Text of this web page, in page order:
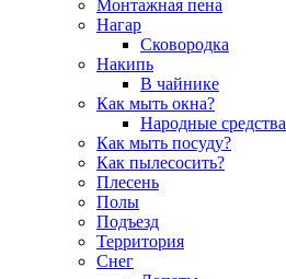
Монтажная пена
Нагар
Сковородка
Накипь
В чайнике
Как мыть окна?
Народные средства
Как мыть посуду?
Как пылесосить?
Плесень
Полы
Подъезд
Территория
Снег